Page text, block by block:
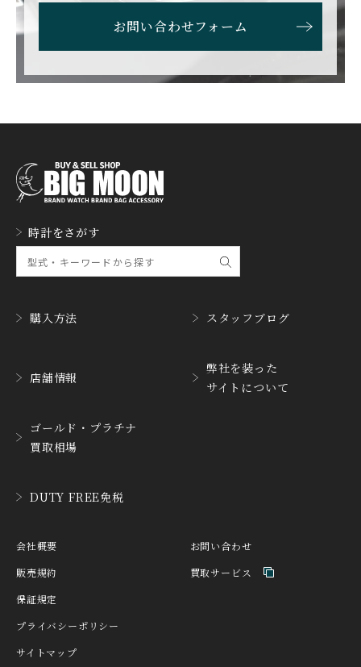
BVLGARI
ブルガリ
CARL F. BUCHERER
カール F. ブヘラ
CARTIER
カルティエ
CASIO CEDRIC JOHNER
CHANEL
シャネル
クリストファー・ウォー
ド
CHRONOSWISS CITIZEN
CUERVOY SOBRINOS CVSTOS
CYRUS CZAPEK
チャペック
D. DORNBLÜTH&SOH
N
D.ドルンブルート＆ゾー
DANIEL ROTH
ダニエル・ロート
DUBEY&SCHALDENBR
AND E.C.W
ヨーロピアン・カンパニ
ー・ウォッチ
エベラール
ETERNA
お問い合わせフォーム
時計をさがす
購入方法
店舗情報
ゴールド・プラチナ
買取相場
DUTY FREE免税
スタッフブログ
弊社を装った
サイトについて
会社概要
販売規約
保証規定
プライバシーポリシー
サイトマップ
お問い合わせ
買取サービス